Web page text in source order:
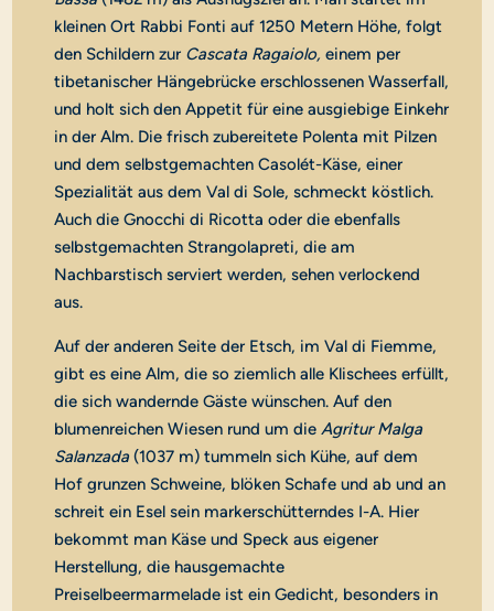
kleinen Ort Rabbi Fonti auf 1250 Metern Höhe, folgt
den Schildern zur Cascata Ragaiolo, einem per
tibetanischer Hängebrücke erschlossenen Wasserfall,
und holt sich den Appetit für eine ausgiebige Einkehr
in der Alm. Die frisch zubereitete Polenta mit Pilzen
und dem selbstgemachten Casolét-Käse, einer
Spezialität aus dem Val di Sole, schmeckt köstlich.
Auch die Gnocchi di Ricotta oder die ebenfalls
selbstgemachten Strangolapreti, die am
Nachbarstisch serviert werden, sehen verlockend
aus.
Auf der anderen Seite der Etsch, im Val di Fiemme,
gibt es eine Alm, die so ziemlich alle Klischees erfüllt,
die sich wandernde Gäste wünschen. Auf den
blumenreichen Wiesen rund um die Agritur Malga
Salanzada(1037 m) tummeln sich Kühe, auf dem
Hof grunzen Schweine, blöken Schafe und ab und an
schreit ein Esel sein markerschütterndes I-A. Hier
bekommt man Käse und Speck aus eigener
Herstellung, die hausgemachte
Preiselbeermarmelade ist ein Gedicht, besonders in